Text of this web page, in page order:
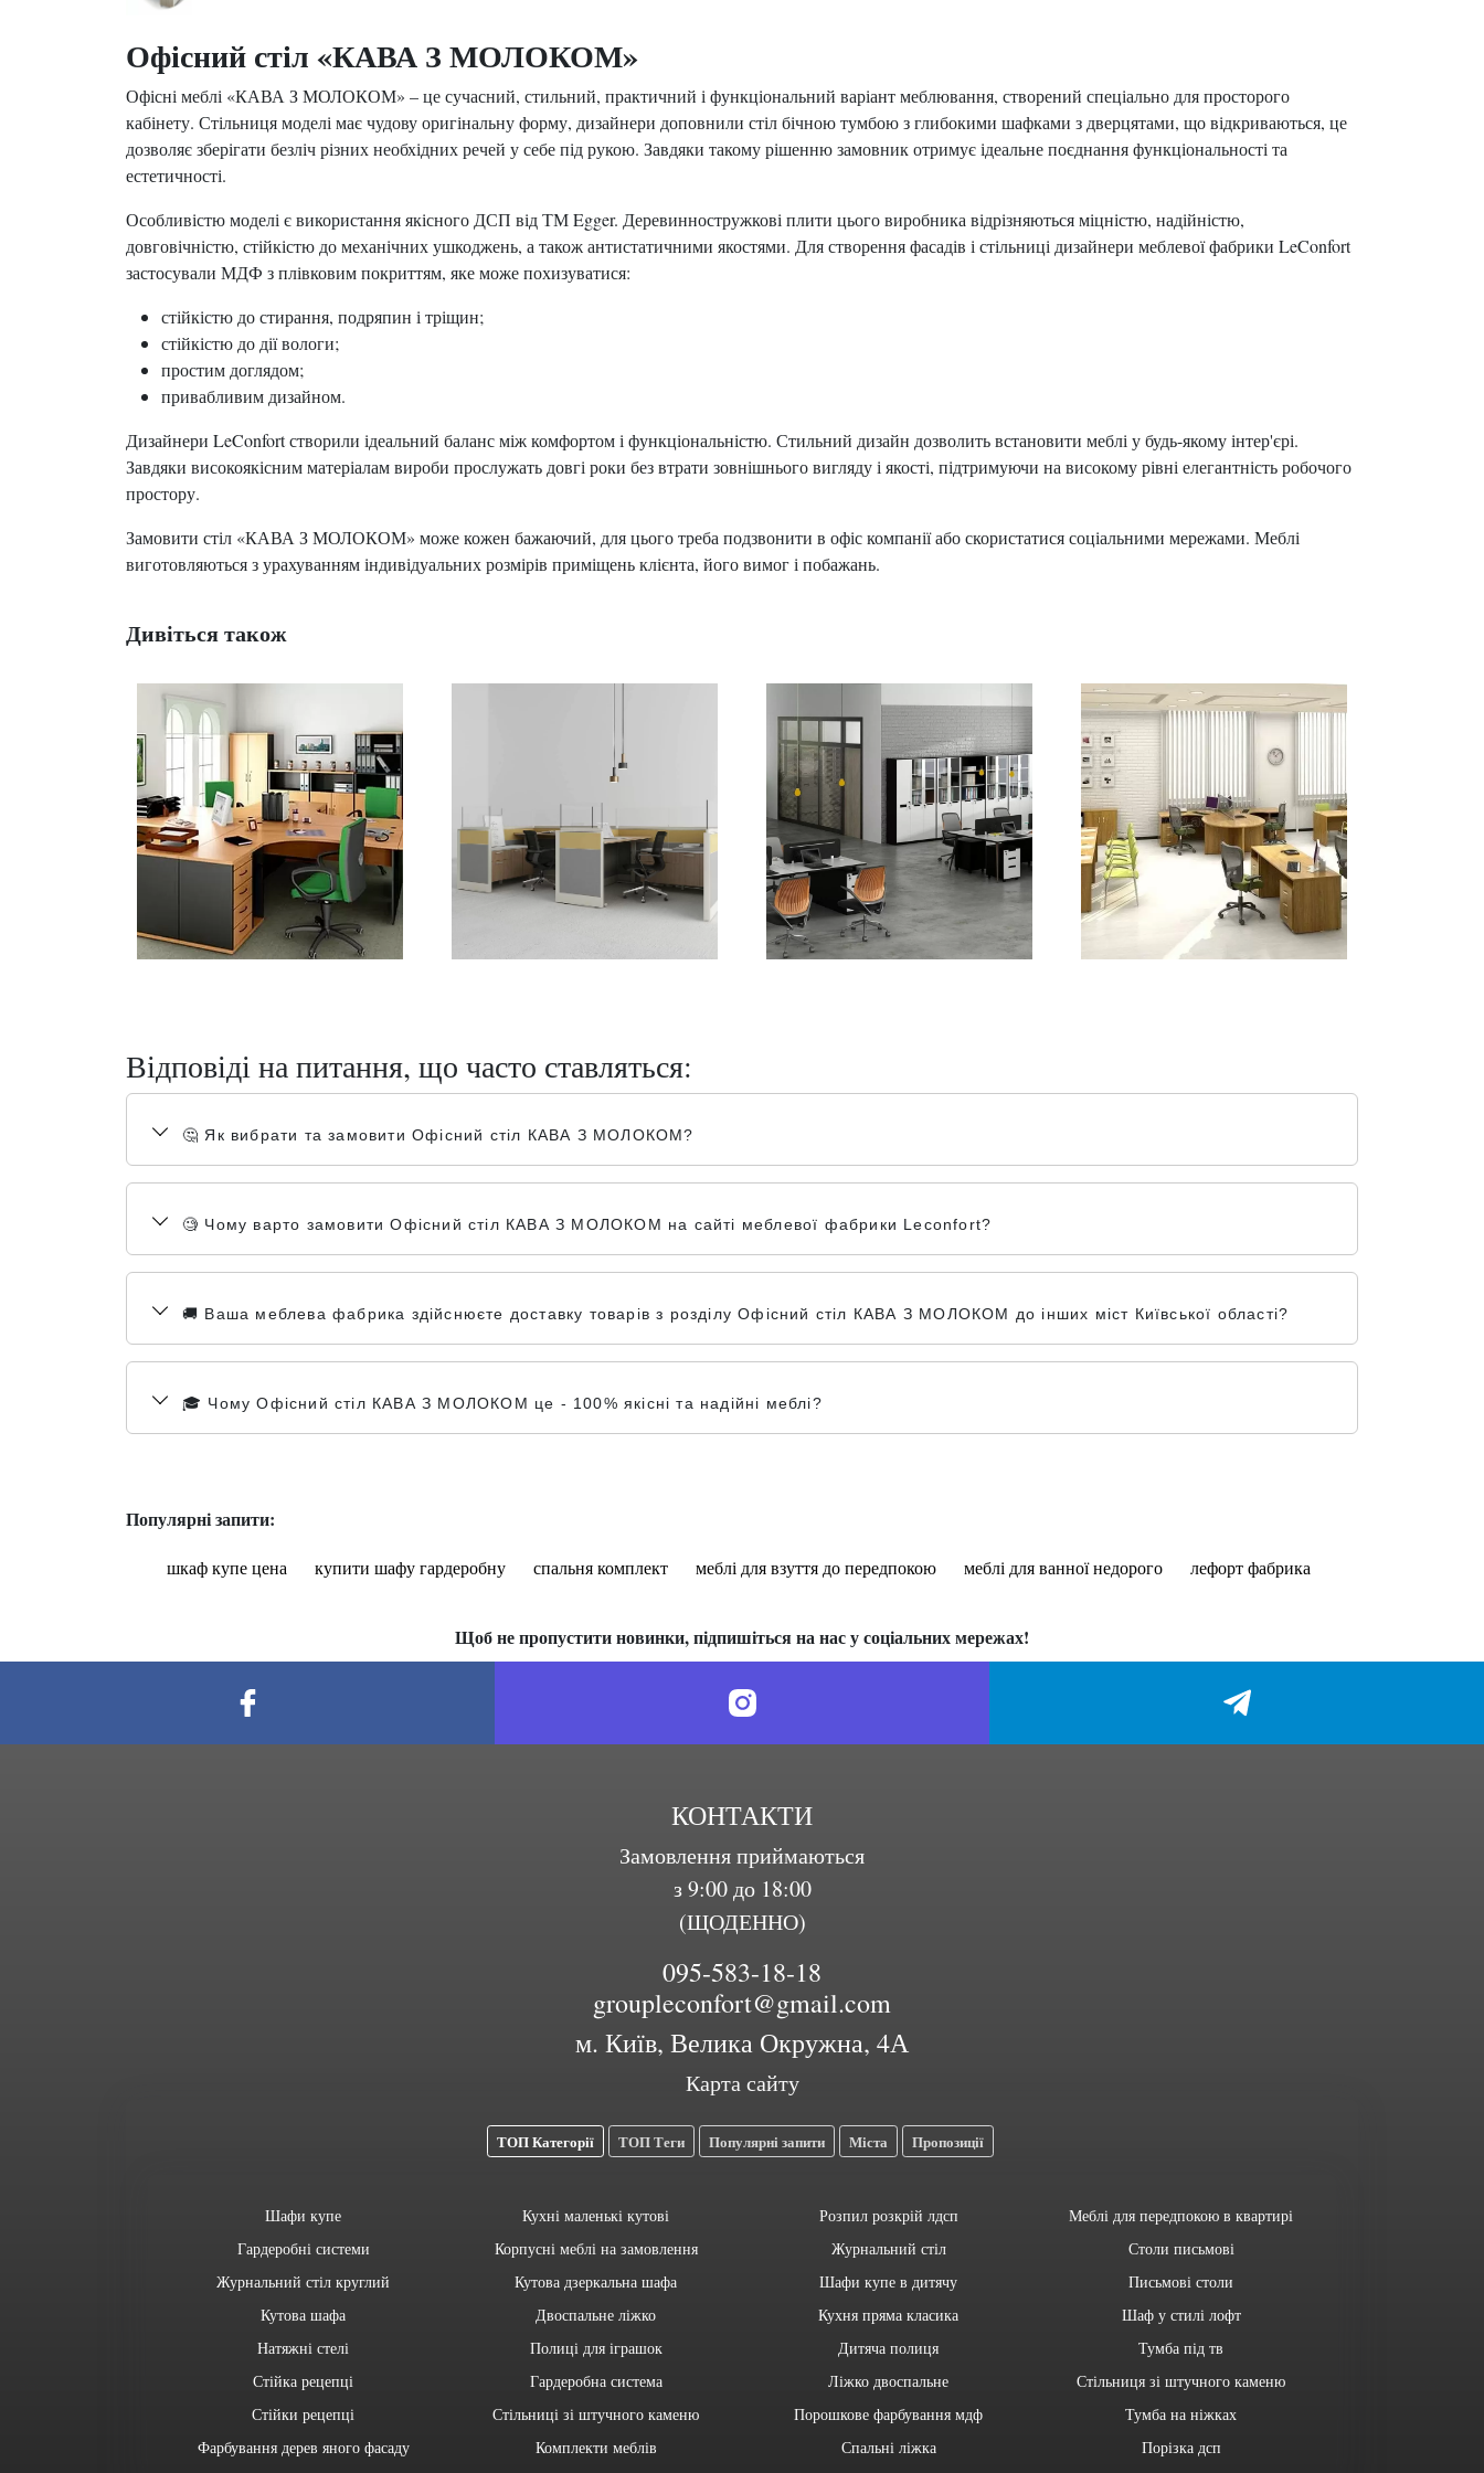
Офісний стіл «КАВА З МОЛОКОМ»
Офісні меблі «КАВА З МОЛОКОМ» – це сучасний, стильний, практичний і функціональний варіант меблювання, створений спеціально для просторого
кабінету. Стільниця моделі має чудову оригінальну форму, дизайнери доповнили стіл бічною тумбою з глибокими шафками з дверцятами, що відкриваються, це
дозволяє зберігати безліч різних необхідних речей у себе під рукою. Завдяки такому рішенню замовник отримує ідеальне поєднання функціональності та
естетичності.
Особливістю моделі є використання якісного ДСП від ТМ Egger. Деревинностружкові плити цього виробника відрізняються міцністю, надійністю,
довговічністю, стійкістю до механічних ушкоджень, а також антистатичними якостями. Для створення фасадів і стільниці дизайнери меблевої фабрики LeConfort
застосували МДФ з плівковим покриттям, яке може похизуватися:
стійкістю до стирання, подряпин і тріщин;
стійкістю до дії вологи;
простим доглядом;
привабливим дизайном.
Дизайнери LeConfort створили ідеальний баланс між комфортом і функціональністю. Стильний дизайн дозволить встановити меблі у будь-якому інтер'єрі.
Завдяки високоякісним матеріалам вироби прослужать довгі роки без втрати зовнішнього вигляду і якості, підтримуючи на високому рівні елегантність робочого
простору.
Замовити стіл «КАВА З МОЛОКОМ» може кожен бажаючий, для цього треба подзвонити в офіс компанії або скористатися соціальними мережами. Меблі
виготовляються з урахуванням індивідуальних розмірів приміщень клієнта, його вимог і побажань.
Дивіться також
Відповіді на питання, що часто ставляться:
🤔 Як вибрати та замовити Офісний стіл КАВА З МОЛОКОМ?
🧐 Чому варто замовити Офісний стіл КАВА З МОЛОКОМ на сайті меблевої фабрики Leconfort?
🚚 Ваша меблева фабрика здійснюєте доставку товарів з розділу Офісний стіл КАВА З МОЛОКОМ до інших міст Київської області?
🎓 Чому Офісний стіл КАВА З МОЛОКОМ це - 100% якісні та надійні меблі?
Популярні запити:
шкаф купе цена купити шафу гардеробну спальня комплект меблі для взуття до передпокою меблі для ванної недорого лефорт фабрика
Щоб не пропустити новинки, підпишіться на нас у соціальних мережах!
КОНТАКТИ
Замовлення приймаються
з 9:00 до 18:00
(ЩОДЕННО)
095-583-18-18
groupleconfort@gmail.com
м. Київ, Велика Окружна, 4А
Карта сайту
ТОП Категорії ТОП Теги Популярні запити Міста Пропозиції
Шафи купе
Гардеробні системи
Журнальний стіл круглий
Кутова шафа
Натяжні стелі
Стійка рецепці
Стійки рецепці
Фарбування дерев яного фасаду
Кухні маленькі кутові
Корпусні меблі на замовлення
Кутова дзеркальна шафа
Двоспальне ліжко
Полиці для іграшок
Гардеробна система
Стільниці зі штучного каменю
Комплекти меблів
Розпил розкрій лдсп
Журнальний стіл
Шафи купе в дитячу
Кухня пряма класика
Дитяча полиця
Ліжко двоспальне
Порошкове фарбування мдф
Спальні ліжка
Меблі для передпокою в квартирі
Столи письмові
Письмові столи
Шаф у стилі лофт
Тумба під тв
Стільниця зі штучного каменю
Тумба на ніжках
Порізка дсп